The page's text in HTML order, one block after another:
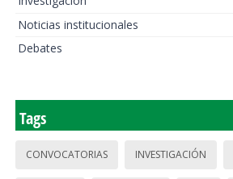
Noticias institucionales
Debates
Tags
CONVOCATORIAS INVESTIGACIÓN